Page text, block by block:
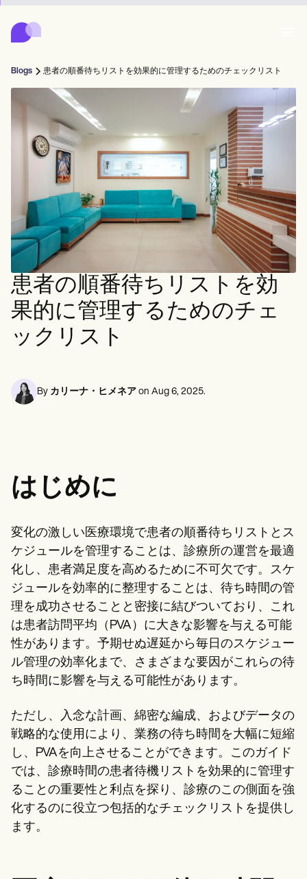
Carepatron
Product
スケジューリング
健康記録
請求
コンプライアンス
オンラインフォーム
リマインダー
支払い
遠隔医療
クリニカルノート
プラクティス・マネジメント
Community
ソロプラクティショナー
新規開業医
チーム
カウンセラー
コーチ
音声言語病理学者
カイロプラクター
メンタルヘルス専門家
ソーシャルワーカー
栄養士と栄養士
看護師
マッサージセラピスト
作業療法士
アプリガイド
[テンプレート]
スーパービルテンプレート
SOAP ノートテンプレート
治療計画テンプレート
Informed Consent Form
Social Work Treatment Plans
DAR Note Template
Patient Visit Summary Template
Help Center
Demos
Training Hub
Webinars
Switch to Carepatron
Pricing
Why Carepatron?
Login
Get started
つながる
スケジュール
Online booking
Automatic reminders
メッセージ
Client messaging
SMS and email
ケア
Telehealth video
In session notes
記録する
AI Scribe
Clinical notes
完了する
治療する
ePrescribe
NEW
Treatment plans
請求する
Invoicing and payments
Insurance claims
クリニック管理
コンプライアンスとセキュリティ
Carepatron AI
ワークフロー全体を表示
Who we're for
Behavioral
Counselors
Mental health
Psychologists
Therapists
Dentists
Nurse practitioners
Nurses
Physicians
Psychiatrists
Allied
Dietitians
Nutritionists
Occupational therapists
Physical therapists
Social workers
Speech therapists
Wellness
Acupuncturists
Chiropractors
Health coaches
Life coaches
Massage therapists
Personal trainers
Get started for free
ログイン
Blogs 患者の順番待ちリストを効果的に管理するためのチェックリスト
患者の順番待ちリストを効
果的に管理するためのチェ
ックリスト
By カリーナ・ヒメネア on Aug 6, 2025.
はじめに
変化の激しい医療環境で患者の順番待ちリストとス
ケジュールを管理することは、診療所の運営を最適
化し、患者満足度を高めるために不可欠です。スケ
ジュールを効率的に整理することは、待ち時間の管
理を成功させることと密接に結びついており、これ
は患者訪問平均（PVA）に大きな影響を与える可能
性があります。予期せぬ遅延から毎日のスケジュー
ル管理の効率化まで、さまざまな要因がこれらの待
ち時間に影響を与える可能性があります。
ただし、入念な計画、綿密な編成、およびデータの
戦略的な使用により、業務の待ち時間を大幅に短縮
し、PVAを向上させることができます。このガイド
では、診療時間の患者待機リストを効果的に管理す
ることの重要性と利点を探り、診療のこの側面を強
化するのに役立つ包括的なチェックリストを提供し
ます。